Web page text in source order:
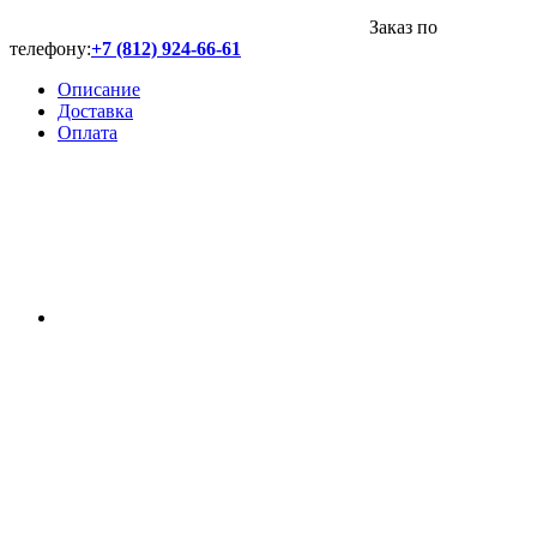
Заказ по
телефону:+7 (812) 924-66-61
Описание
Доставка
Оплата